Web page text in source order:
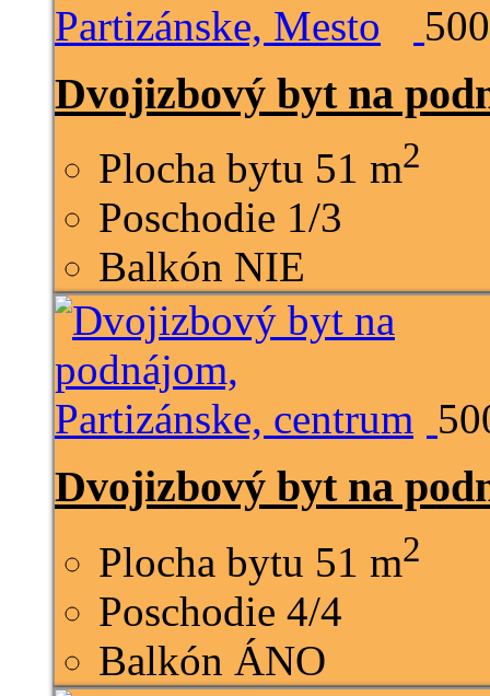
Dvojizbový byt na
Plocha bytu 51 m2
Poschodie 1/3
Balkón NIE
Dvojizbový byt na
Plocha bytu 51 m2
Poschodie 4/4
Balkón ÁNO